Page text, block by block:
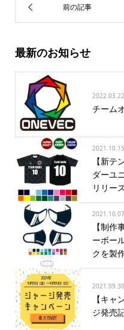
最新のお知らせ
2022.03.22
チーム
2021.10.15
【新
ダーユ
リリー
2021.10.07
【制
ーボー
クを製
2021.09.30
【キ
ジ発売